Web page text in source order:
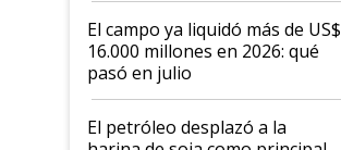
El campo ya liquidó más de US$
16.000 millones en 2026: qué
pasó en julio
El petróleo desplazó a la